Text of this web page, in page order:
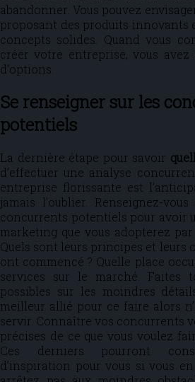
abandonner. Vous pouvez
proposant des produits innovants
concepts solides. Quand vous
créer votre entreprise, vous
d’options.
Se renseigner sur les
potentiels
La dernière étape pour savoir
d’effectuer une analyse
entreprise florissante est
jamais l’oublier. Renseignez-
concurrents potentiels pour avoir
marketing que vous adopterez
Quels sont leurs principes et leurs
ont commencé ? Quelle place
services sur le marché. Faites
possibles sur les moindres
meilleur allié pour ce faire alors
servir. Connaître vos concurrents
précises de ce que vous voulez
Ces derniers pourront
d’inspiration pour vous si vous